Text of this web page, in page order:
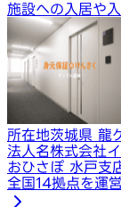
施設への入居や
所在地茨城県 龍
法人名株式会社
おひさぽ 水戸支
全国14拠点を運